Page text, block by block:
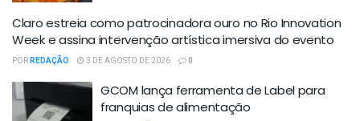
Claro estreia como patrocinadora ouro no Rio Innovation
Week e assina intervenção artística imersiva do evento
PORREDAÇÃO 3 DE AGOSTO DE 2026 0
GCOM lança ferramenta de Label para
franquias de alimentação